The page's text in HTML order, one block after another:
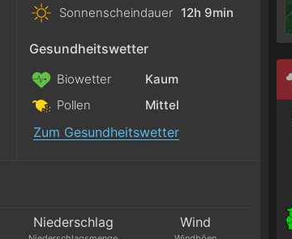
Sonnenscheindauer 12h 9min
Gesundheitswetter
Biowetter
Kaum
Pollen
Mittel
Zum Gesundheitswetter
Niederschlag Wind